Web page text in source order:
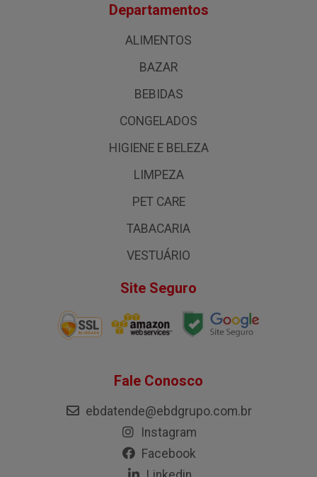
Departamentos
ALIMENTOS
BAZAR
BEBIDAS
CONGELADOS
HIGIENE E BELEZA
LIMPEZA
PET CARE
TABACARIA
VESTUÁRIO
Site Seguro
Fale Conosco
ebdatende@ebdgrupo.com.br
Instagram
Facebook